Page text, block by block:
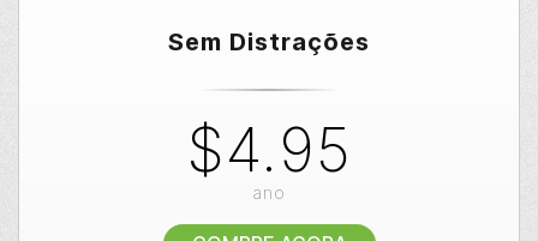
Sem Distrações
$4.95
ano